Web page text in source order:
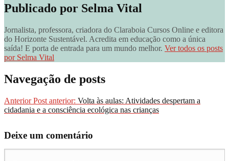
Publicado por Selma Vital
Jornalista, professora, criadora do Claraboia Cursos Online e editora
do Horizonte Sustentável. Acredita em educação como a única
saída! E porta de entrada para um mundo melhor. Ver todos os posts
por Selma Vital
Navegação de posts
Anterior Post anterior: Volta às aulas: Atividades despertam a
cidadania e a consciência ecológica nas crianças
Deixe um comentário